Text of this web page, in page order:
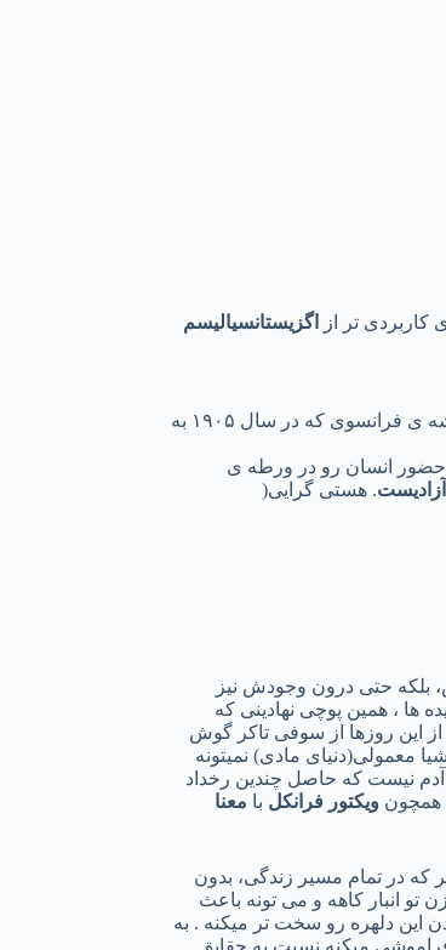
تر از
اگزیستانسیالیسم
بود. فیلسوف، نمایشنامه نویس، نویسنده رمان و سیاست پیشه ی فرانسوی که در سال ۱۹۰۵ به
انسان رو در ورطه ی
آزادیست. هستی گرایی(
بلکه حتی درون وجودش نیز
ها ، همین پوچی نهادینی که
این روزها از سوفی تاکر گوش
معمولی(دنیای مادی) نمیتونه
آدم نیست که حاصل چندین رخداد
همچون ویکتور فرانکل با معنا
که در تمام مسیر زندگی، بدون
تو انبار کاهه و می تونه باعث
این دلهره رو سخت تر میکنه . به
میکنه نسبت به حقایق